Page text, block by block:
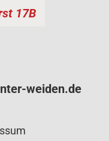
17B
weiden.de